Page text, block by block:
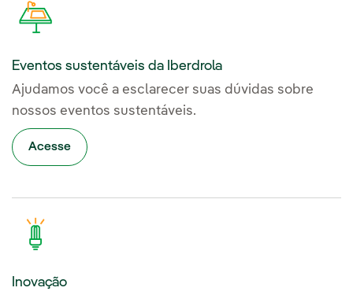
Eventos sustentáveis da Iberdrola
Ajudamos você a esclarecer suas dúvidas sobre
nossos eventos sustentáveis.
Acesse
Inovação